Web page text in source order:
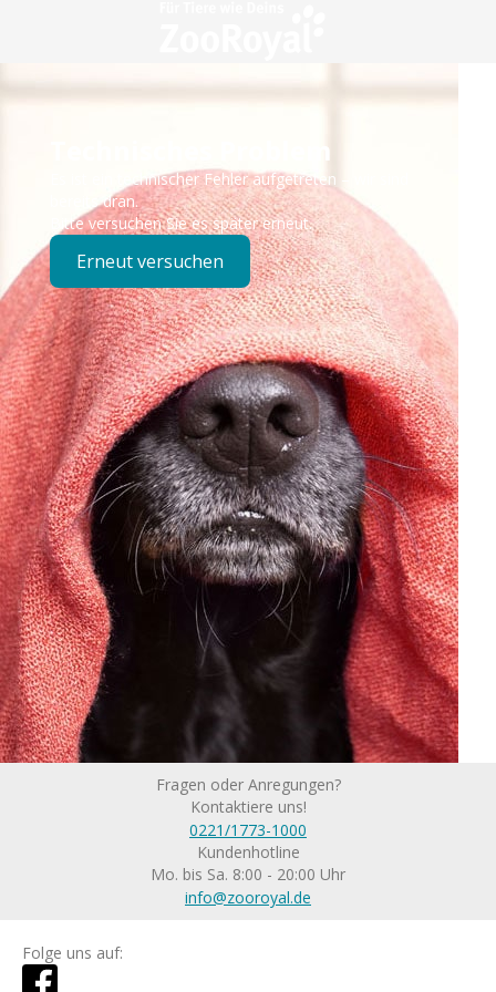
Technisches Problem
Es ist ein technischer Fehler aufgetreten – wir sind
bereits dran.
Bitte versuchen Sie es später erneut.
Erneut versuchen
Fragen oder Anregungen?
Kontaktiere uns!
0221/1773-1000
Kundenhotline
Mo. bis Sa. 8:00 - 20:00 Uhr
info@zooroyal.de
Folge uns auf: